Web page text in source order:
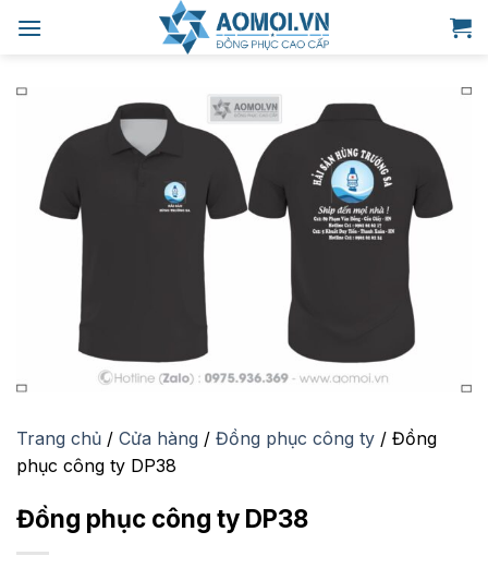
qua
dung
Trang chủ / Cửa hàng / Đồng phục công ty / Đồng
phục công ty DP38
Đồng phục công ty DP38